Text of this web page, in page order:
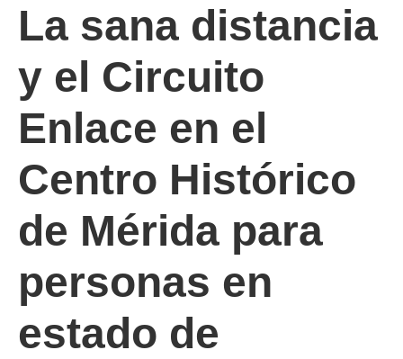
La sana distancia
y el Circuito
Enlace en el
Centro Histórico
de Mérida para
personas en
estado de